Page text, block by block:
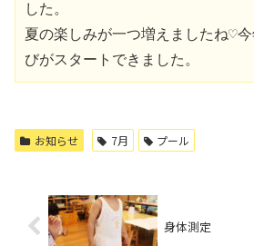
した。
夏の楽しみが一つ増えましたね♡
びがスタートできました。
お知らせ 7月 プール
身体測定